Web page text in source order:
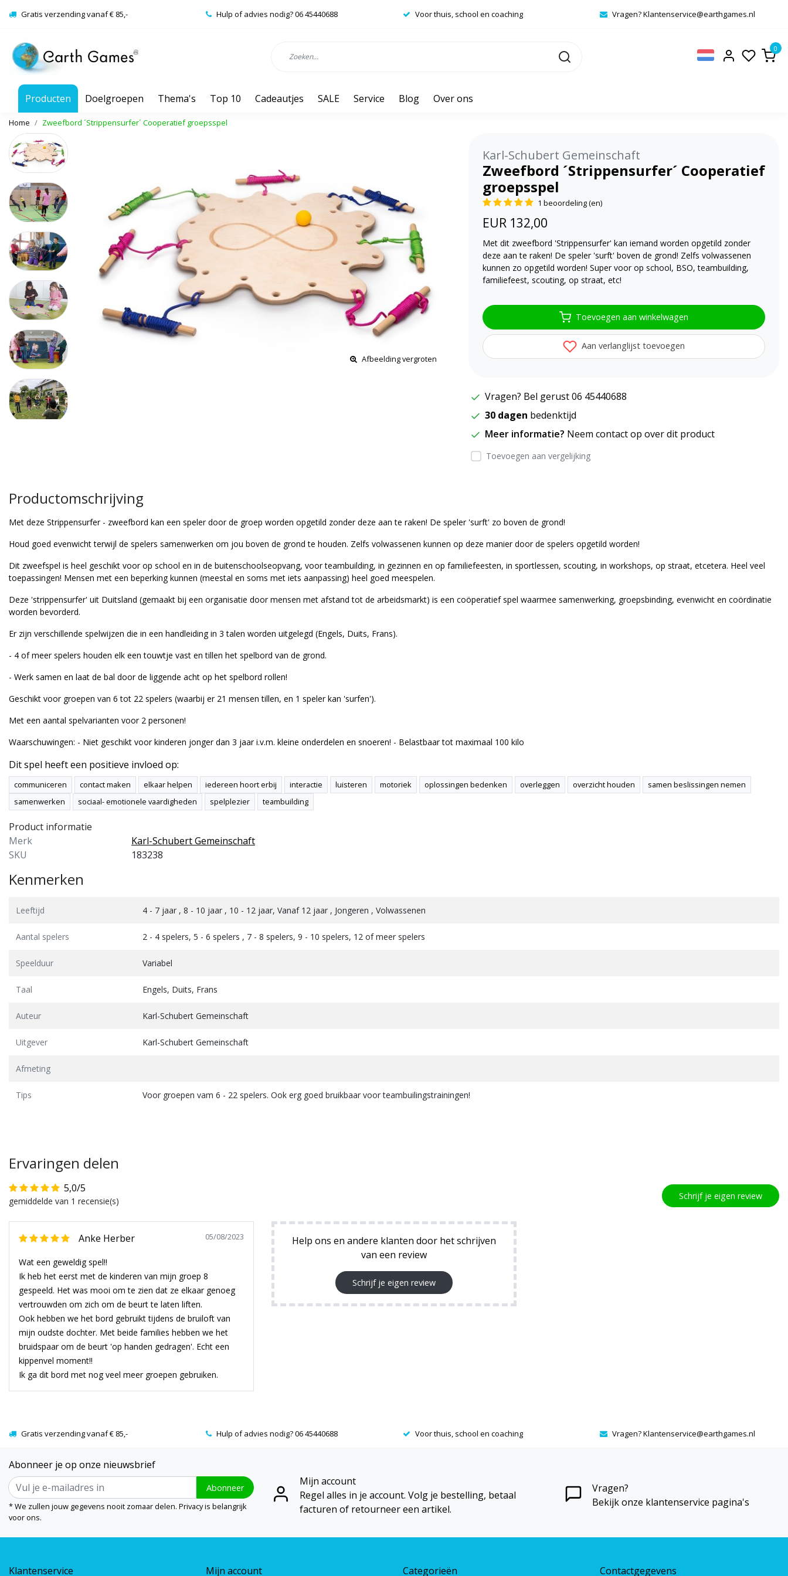
Gratis verzending vanaf € 85,- Hulp of advies nodig? 06 45440688 Voor thuis, school en coaching Vragen?Klantenservice@earthgames.nl
0
Producten Doelgroepen Thema's Top 10 Cadeautjes SALE Service Blog Over ons
Home Zweefbord ´Strippensurfer´ Cooperatief groepsspel
Afbeelding vergroten
Karl-Schubert Gemeinschaft
Zweefbord ´Strippensurfer´ Cooperatief
groepsspel
1 beoordeling (en)
EUR 132,00
Met dit zweefbord 'Strippensurfer' kan iemand worden opgetild zonder
deze aan te raken! De speler 'surft' boven de grond! Zelfs volwassenen
kunnen zo opgetild worden! Super voor op school, BSO, teambuilding,
familiefeest, scouting, op straat, etc!
Toevoegen aan winkelwagen
Aan verlanglijst toevoegen
Vragen? Bel gerust 06 45440688
30 dagen bedenktijd
Meer informatie? Neem contact op over dit product
Toevoegen aan vergelijking
Productomschrijving
Met deze Strippensurfer - zweefbord kan een speler door de groep worden opgetild zonder deze aan te raken! De speler 'surft' zo boven de grond!
Houd goed evenwicht terwijl de spelers samenwerken om jou boven de grond te houden. Zelfs volwassenen kunnen op deze manier door de spelers opgetild worden!
Dit zweefspel is heel geschikt voor op school en in de buitenschoolseopvang, voor teambuilding, in gezinnen en op familiefeesten, in sportlessen, scouting, in workshops, op straat, etcetera. Heel veel
toepassingen! Mensen met een beperking kunnen (meestal en soms met iets aanpassing) heel goed meespelen.
Deze 'strippensurfer' uit Duitsland (gemaakt bij een organisatie door mensen met afstand tot de arbeidsmarkt) is een coöperatief spel waarmee samenwerking, groepsbinding, evenwicht en coördinatie
worden bevorderd.
Er zijn verschillende spelwijzen die in een handleiding in 3 talen worden uitgelegd (Engels, Duits, Frans).
- 4 of meer spelers houden elk een touwtje vast en tillen het spelbord van de grond.
- Werk samen en laat de bal door de liggende acht op het spelbord rollen!
Geschikt voor groepen van 6 tot 22 spelers (waarbij er 21 mensen tillen, en 1 speler kan 'surfen').
Met een aantal spelvarianten voor 2 personen!
Waarschuwingen: - Niet geschikt voor kinderen jonger dan 3 jaar i.v.m. kleine onderdelen en snoeren! - Belastbaar tot maximaal 100 kilo
Dit spel heeft een positieve invloed op:
communiceren contact maken elkaar helpen iedereen hoort erbij interactie luisteren motoriek oplossingen bedenken overleggen overzicht houden
samen beslissingen nemen
samenwerken
sociaal- emotionele vaardigheden spelplezier teambuilding
Product informatie
Merk
Karl-Schubert Gemeinschaft
SKU
183238
Kenmerken
Leeftijd 4 - 7 jaar , 8 - 10 jaar , 10 - 12 jaar, Vanaf 12 jaar , Jongeren , Volwassenen
Aantal spelers 2 - 4 spelers, 5 - 6 spelers , 7 - 8 spelers, 9 - 10 spelers, 12 of meer spelers
Speelduur Variabel
Taal Engels, Duits, Frans
Auteur Karl-Schubert Gemeinschaft
Uitgever Karl-Schubert Gemeinschaft
Afmeting
Tips Voor groepen vam 6 - 22 spelers. Ook erg goed bruikbaar voor teambuilingstrainingen!
Ervaringen delen
5,0/5
gemiddelde van 1 recensie(s) Schrijf je eigen review
Anke Herber 05/08/2023
Wat een geweldig spel!!
Ik heb het eerst met de kinderen van mijn groep 8
gespeeld. Het was mooi om te zien dat ze elkaar genoeg
vertrouwden om zich om de beurt te laten liften.
Ook hebben we het bord gebruikt tijdens de bruiloft van
mijn oudste dochter. Met beide families hebben we het
bruidspaar om de beurt 'op handen gedragen'. Echt een
kippenvel moment!!
Ik ga dit bord met nog veel meer groepen gebruiken.
Help ons en andere klanten door het schrijven
van een review
Schrijf je eigen review
Gratis verzending vanaf € 85,- Hulp of advies nodig? 06 45440688 Voor thuis, school en coaching Vragen?Klantenservice@earthgames.nl
Abonneer je op onze nieuwsbrief
Abonneer
* We zullen jouw gegevens nooit zomaar delen. Privacy is belangrijk
voor ons.
Mijn account
Regel alles in je account. Volg je bestelling, betaal
facturen of retourneer een artikel.
Vragen?
Bekijk onze klantenservice pagina's
Klantenservice Mijn account Categorieën Contactgegevens